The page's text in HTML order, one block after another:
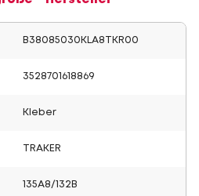
B38085030KLA8TKR00
3528701618869
Kleber
TRAKER
135A8/132B